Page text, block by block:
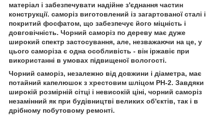
матеріал і забезпечувати надійне з'єднання частин
конструкції. саморіз виготовлений із загартованої сталі і
покритий фосфатом, що забезпечує його міцність і
довговічність. Чорний саморіз по дереву має дуже
широкий спектр застосування, але, незважаючи на це, у
цього саморіза є одна особливість - він іржавіє при
використанні в умовах підвищеної вологості.
Чорний саморіз, незалежно від довжини і діаметра, має
потайний капелюшок з хрестовим шліцом РН-2. Завдяки
широкій розмірній сітці і невисокій ціні, чорний саморіз
незамінний як при будівництві великих об'єктів, так і в
дрібному побутовому ремонті.